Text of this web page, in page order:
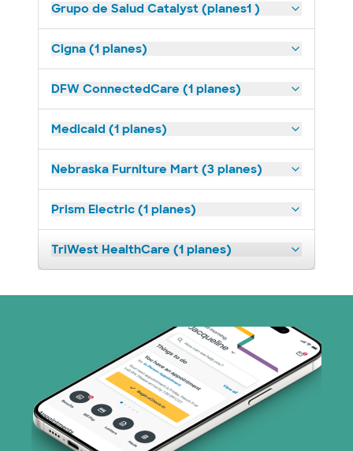
Grupo de Salud Catalyst (planes1 )
Cigna (1 planes)
DFW ConnectedCare (1 planes)
Medicaid (1 planes)
Nebraska Furniture Mart (3 planes)
Prism Electric (1 planes)
TriWest HealthCare (1 planes)